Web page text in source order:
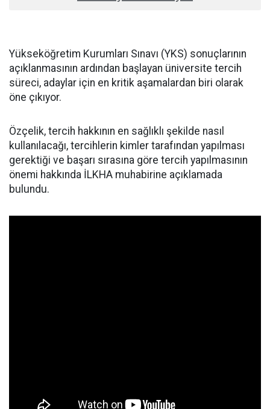
Yükseköğretim Kurumları Sınavı (YKS) sonuçlarının
açıklanmasının ardından başlayan üniversite tercih
süreci, adaylar için en kritik aşamalardan biri olarak
öne çıkıyor.
Özçelik, tercih hakkının en sağlıklı şekilde nasıl
kullanılacağı, tercihlerin kimler tarafından yapılması
gerektiği ve başarı sırasına göre tercih yapılmasının
önemi hakkında İLKHA muhabirine açıklamada
bulundu.